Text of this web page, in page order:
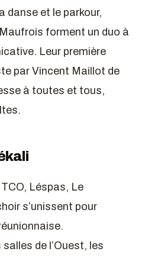
danse et le parkour,
forment un duo à
Leur première
par Vincent Maillot de
à toutes et tous,
Léspas, Le
s’unissent pour
de l’Ouest, les